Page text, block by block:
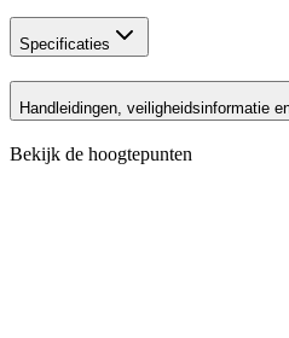
Specificaties
Handleidingen, veiligheidsinformatie
Bekijk de hoogtepunten